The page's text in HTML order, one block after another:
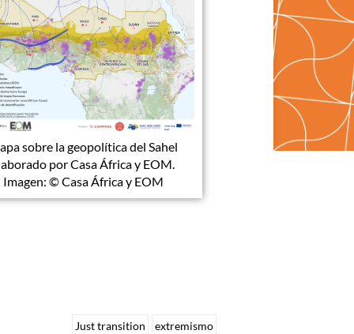
sobre la geopolítica del Sahel
por Casa África y EOM.
Imagen: © Casa África y EOM
Just transition
extremismo